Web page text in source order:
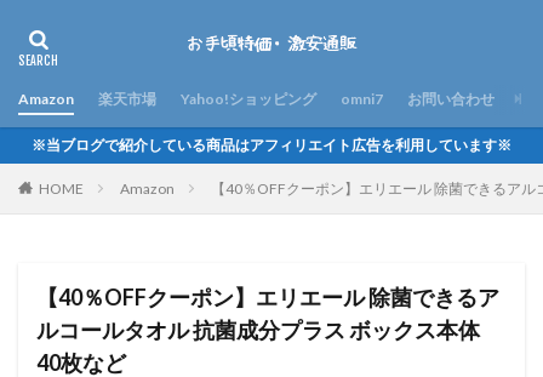
Amazon 楽天市場 Yahoo!ショッピング omni7 お問い合わせ
※当ブログで紹介している商品はアフィリエイト広告を利用しています※
HOME Amazon 【40％OFFクーポン】エリエール 除菌できるア
【40％OFFクーポン】エリエール 除菌できるア
ルコールタオル 抗菌成分プラス ボックス本体
40枚など